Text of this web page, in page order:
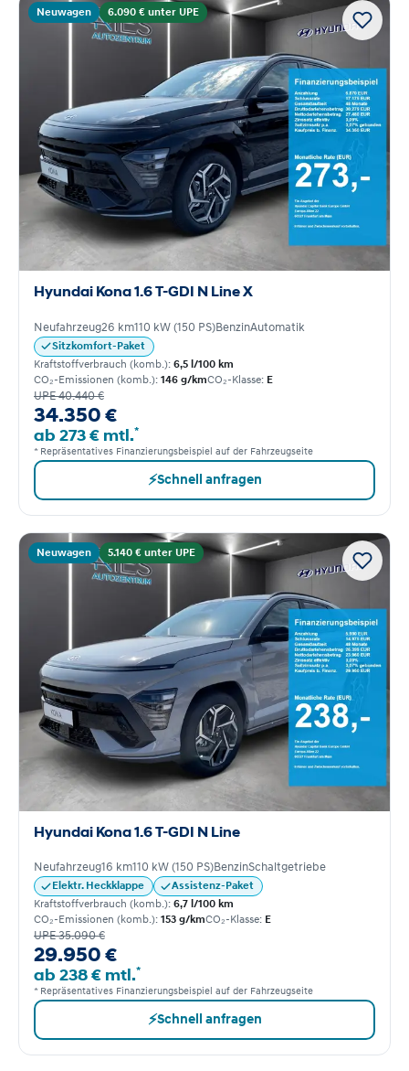
Neuwagen 6.090 € unter UPE
Hyundai Kona 1.6 T-GDI N Line X
Neufahrzeug26 km110 kW (150 PS)BenzinAutomatik
Sitzkomfort-Paket
Kraftstoffverbrauch (komb.): 6,5 l/100 km
CO₂-Emissionen (komb.): 146 g/kmCO₂-Klasse: E
UPE 40.440 €
34.350 €
ab 273 € mtl.*
* Repräsentatives Finanzierungsbeispiel auf der Fahrzeugseite
⚡Schnell anfragen
Neuwagen 5.140 € unter UPE
Hyundai Kona 1.6 T-GDI N Line
Neufahrzeug16 km110 kW (150 PS)BenzinSchaltgetriebe
Elektr. Heckklappe
Assistenz-Paket
Kraftstoffverbrauch (komb.): 6,7 l/100 km
CO₂-Emissionen (komb.): 153 g/kmCO₂-Klasse: E
UPE 35.090 €
29.950 €
ab 238 € mtl.*
* Repräsentatives Finanzierungsbeispiel auf der Fahrzeugseite
⚡Schnell anfragen